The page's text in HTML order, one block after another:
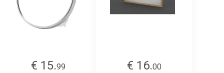
€ 15.99
€ 16.00